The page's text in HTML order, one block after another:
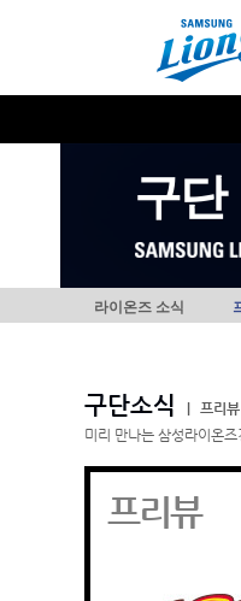
구단
라이온즈 소식
구단소식
프리뷰
미리 만나는 삼성라이온
프리뷰